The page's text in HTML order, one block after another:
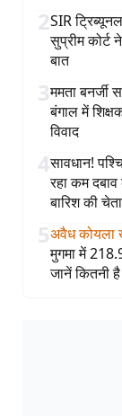
2SIR
सुप्रीम कोर्ट
बात
3ममता बनर्जी
बंगाल में
विवाद
4सावधान!
रहा कम
बारिश की
5अवैध कोयला
मुगमा में
जानें कितनी